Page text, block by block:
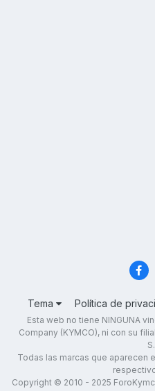
Tema Política de
Esta web no tiene NINGUNA
Company (KYMCO), ni con su
Todas las marcas que aparecen
Copyright © 2010 - 2025